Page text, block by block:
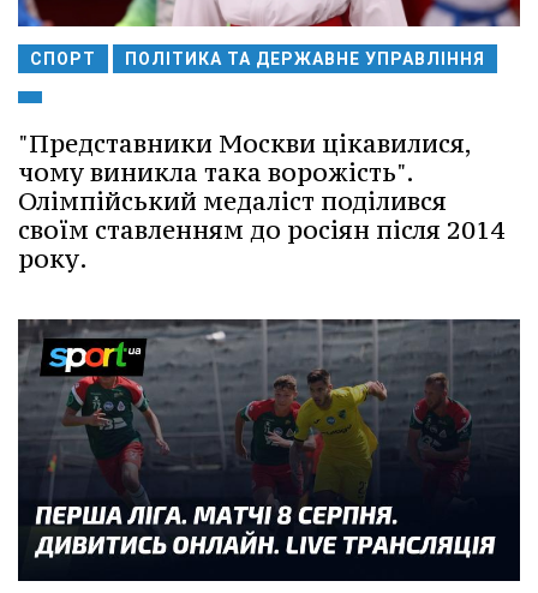
СПОРТ ПОЛІТИКА ТА ДЕРЖАВНЕ УПРАВЛІННЯ
"Представники Москви цікавилися,
чому виникла така ворожість".
Олімпійський медаліст поділився
своїм ставленням до росіян після 2014
року.